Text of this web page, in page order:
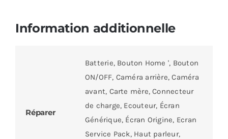
Information additionnelle
Réparer
Batterie, Bouton Home ', Bouton
ON/OFF, Caméra arrière, Caméra
avant, Carte mère, Connecteur
de charge, Ecouteur, Écran
Générique, Écran Origine, Ecran
Service Pack, Haut parleur,